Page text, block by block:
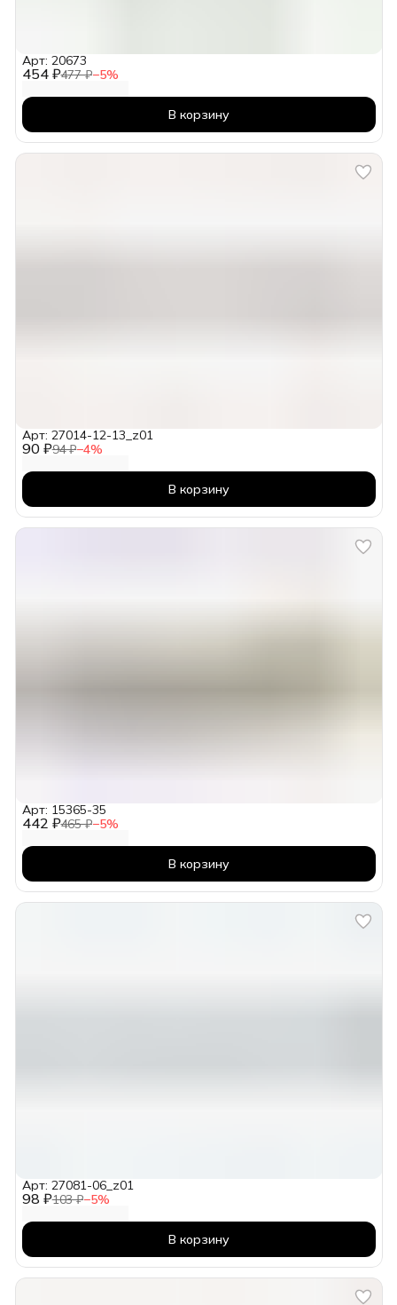
454 ₽477 ₽−5%
Арт: 20673
В корзину
90 ₽94 ₽−4%
Арт: 27014-12-13_z01
В корзину
442 ₽465 ₽−5%
Арт: 15365-35
В корзину
98 ₽103 ₽−5%
Арт: 27081-06_z01
В корзину